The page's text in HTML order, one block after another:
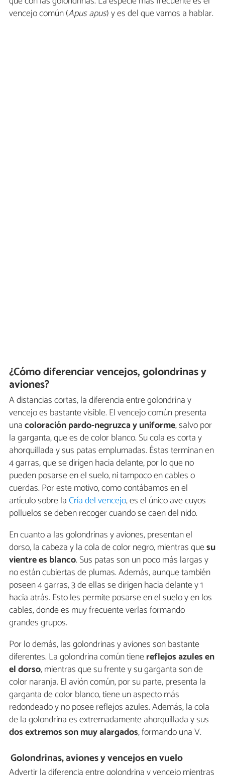
vencejo común (Apus apus) y es del que vamos a hablar.
¿Cómo diferenciar vencejos, golondrinas y
aviones?
A distancias cortas, la diferencia entre golondrina y
vencejo es bastante visible. El vencejo común presenta
unacoloración pardo-negruzca y uniforme, salvo por
la garganta, que es de color blanco. Su cola es corta y
ahorquillada y sus patas emplumadas. Éstas terminan en
4 garras, que se dirigen hacia delante, por lo que no
pueden posarse en el suelo, ni tampoco en cables o
cuerdas. Por este motivo, como contábamos en el
artículo sobre laCría del vencejo, es el único ave cuyos
polluelos se deben recoger cuando se caen del nido.
En cuanto a las golondrinas y aviones, presentan el
dorso, la cabeza y la cola de color negro, mientras quesu
vientre es blanco. Sus patas son un poco más largas y
no están cubiertas de plumas. Además, aunque también
poseen 4 garras, 3 de ellas se dirigen hacia delante y 1
hacia atrás. Esto les permite posarse en el suelo y en los
cables, donde es muy frecuente verlas formando
grandes grupos.
Por lo demás, las golondrinas y aviones son bastante
diferentes. La golondrina común tienereflejos azules en
el dorso, mientras que su frente y su garganta son de
color naranja. El avión común, por su parte, presenta la
garganta de color blanco, tiene un aspecto más
redondeado y no posee reflejos azules. Además, la cola
de la golondrina es extremadamente ahorquillada y sus
dos extremos son muy alargados, formando una V.
Golondrinas, aviones y vencejos en vuelo